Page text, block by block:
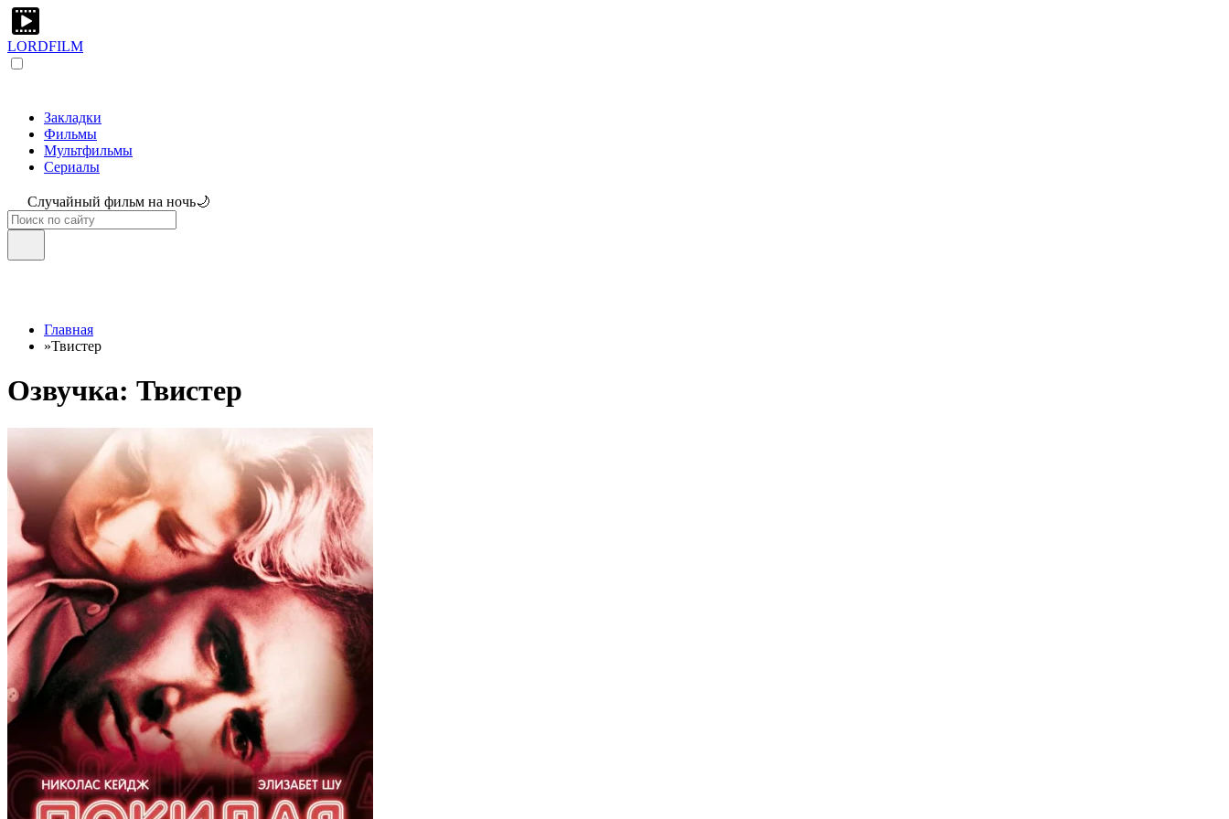
LORDFILM
Закладки
Фильмы
Мультфильмы
Сериалы
Случайный фильм на ночь🌙
Главная
»Твистер
Озвучка: Твистер